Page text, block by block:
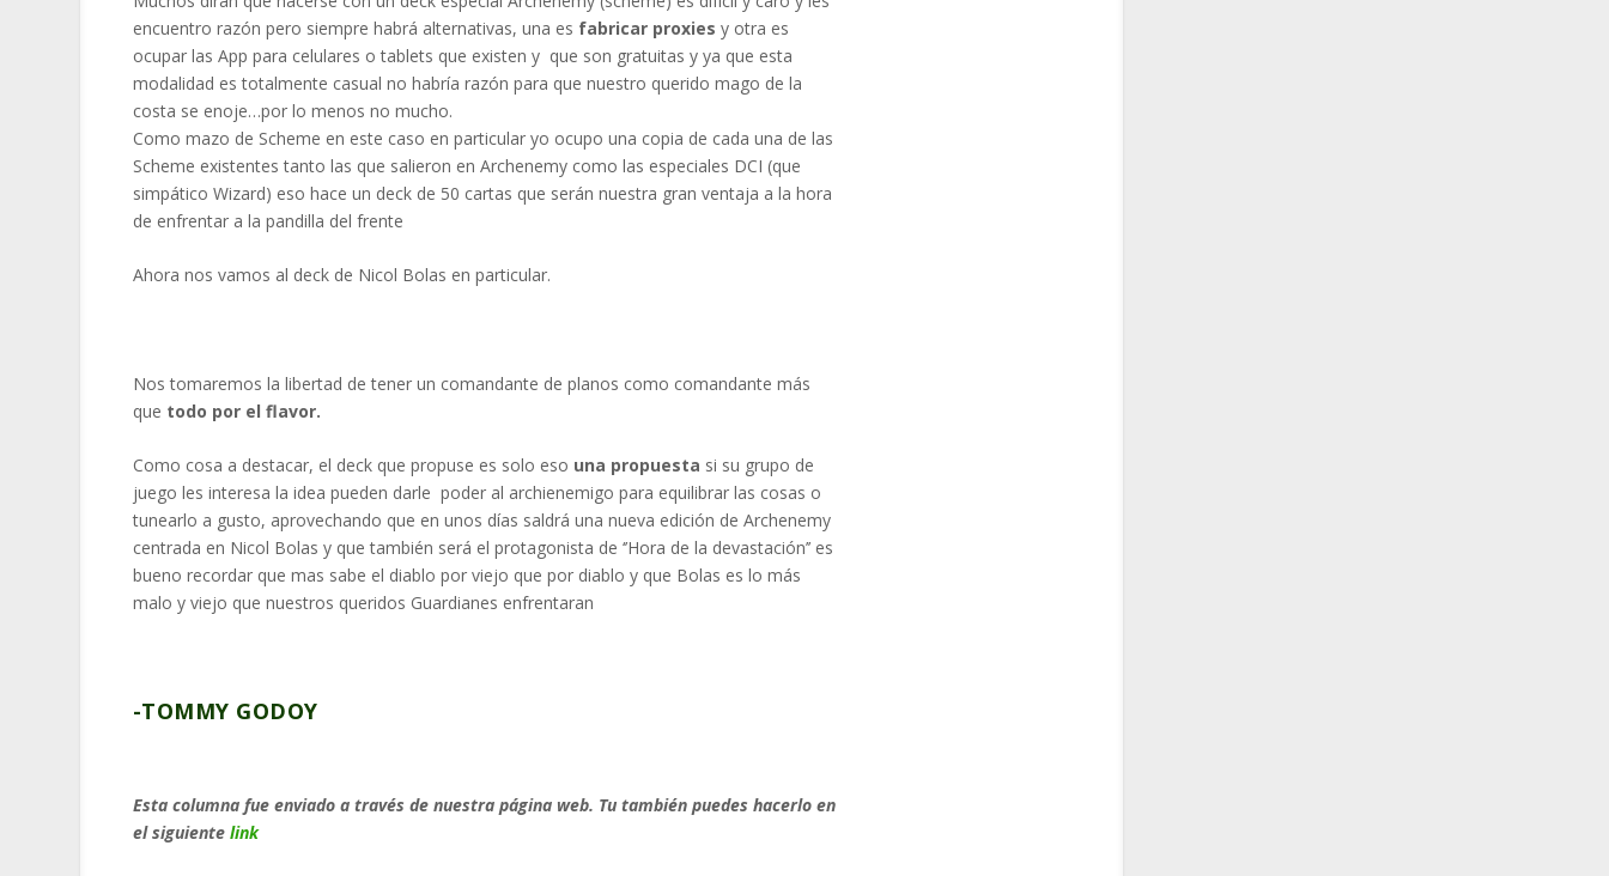
encuentro razón pero siempre habrá alternativas, una es fabricar proxies y otra es
ocupar las App para celulares o tablets que existen y que son gratuitas y ya que esta
modalidad es totalmente casual no habría razón para que nuestro querido mago de la
costa se enoje…por lo menos no mucho.
Como mazo de Scheme en este caso en particular yo ocupo una copia de cada una de las
Scheme existentes tanto las que salieron en Archenemy como las especiales DCI (que
simpático Wizard) eso hace un deck de 50 cartas que serán nuestra gran ventaja a la hora
de enfrentar a la pandilla del frente
Ahora nos vamos al deck de Nicol Bolas en particular.
Nos tomaremos la libertad de tener un comandante de planos como comandante más
que todo por el flavor.
Como cosa a destacar, el deck que propuse es solo eso una propuesta si su grupo de
juego les interesa la idea pueden darle poder al archienemigo para equilibrar las cosas o
tunearlo a gusto, aprovechando que en unos días saldrá una nueva edición de Archenemy
centrada en Nicol Bolas y que también será el protagonista de ‘’Hora de la devastación’’ es
bueno recordar que mas sabe el diablo por viejo que por diablo y que Bolas es lo más
malo y viejo que nuestros queridos Guardianes enfrentaran
-TOMMY GODOY
Esta columna fue enviado a través de nuestra página web. Tu también puedes hacerlo en
el siguiente link